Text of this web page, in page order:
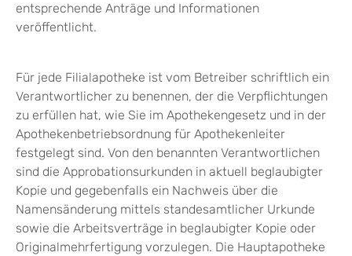
entsprechende Anträge und Informationen
veröffentlicht.
Für jede Filialapotheke ist vom Betreiber schriftlich ein
Verantwortlicher zu benennen, der die Verpflichtungen
zu erfüllen hat, wie Sie im Apothekengesetz und in der
Apothekenbetriebsordnung für Apothekenleiter
festgelegt sind. Von den benannten Verantwortlichen
sind die Approbationsurkunden in aktuell beglaubigter
Kopie und gegebenfalls ein Nachweis über die
Namensänderung mittels standesamtlicher Urkunde
sowie die Arbeitsverträge in beglaubigter Kopie oder
Originalmehrfertigung vorzulegen. Die Hauptapotheke